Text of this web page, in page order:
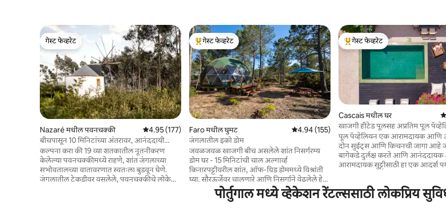
गेस्ट फेव्हरेट
गेस्ट फेव्हरेट
Nazaré मधील पवनचक्की 5 पैकी 4.95 सरासरी रेटिंग, 177 रिव्ह्यूज
4.95 (177)
बीचपासून 10 मिनिटांच्या अंतरावर, आनंददायी
जंगलातील पवनचक्की
कल्पना करा की 19 व्या शतकातील नूतनीकरण
केलेल्या पवनचक्कीमध्ये राहणे, शांत जंगलाच्या
सभोवतालच्या वातावरणात स्वतःला बुडवून घेणे.
जंगलातील टेकडीवर वसलेले, पवनचक्कीचे लोकेशन
टॉप गेस्ट फेव्हरेट
गेस्ट फेव्हरेट
Faro मधील घुमट 5 पैकी 4.94 सरासरी रेटिंग, 155 रिव्ह्यूज
4.94 (155)
जंगलातील इको डोम
जवळजवळ खाजगी बीच असलेले शांत निसर्गरम्य
डोम घर - 15 मिनिटांची चाल अल्गार्व्ह
किनारपट्टीवरील शांत, ऑफ-ग्रिड डोममध्ये विश्रांती
घ्या. सौरऊर्जेवर चालणारे आणि निसर्गाने वेढलेले हे
ठिकाण, आऊटडोअर किचन, गरम पाण्याचा शॉवर
आणि पर्यावरणपूरक कंपोस्ट टॉयलेटसह एक साधे
टॉप गेस्ट फेव्हरेट
गेस्ट फेव्हरेट
Cascais मधील घर 5
खाजगी हीटेड पूलसह अप्रतिम पूल
पूल पॅव्हेलियन एक आरामदायक आणि
दोन सुईट्स आणि किचनची जागा आहे जी
बागेकडे दुर्लक्ष करते आणि
आरामदायक सुट्टीसाठी हा एक आदर्श
लिनन पडदे यासारख्या सोप्या पण
सामग्रीसह उच्च स्टँडर्डवर नियुक्त केलेले
आरामदायक नैसर्गिक रंगांनी सजवलेले, ते
पोर्तुगाल मध्ये व्हेकेशन रेंटल्ससाठी लोकप्रिय